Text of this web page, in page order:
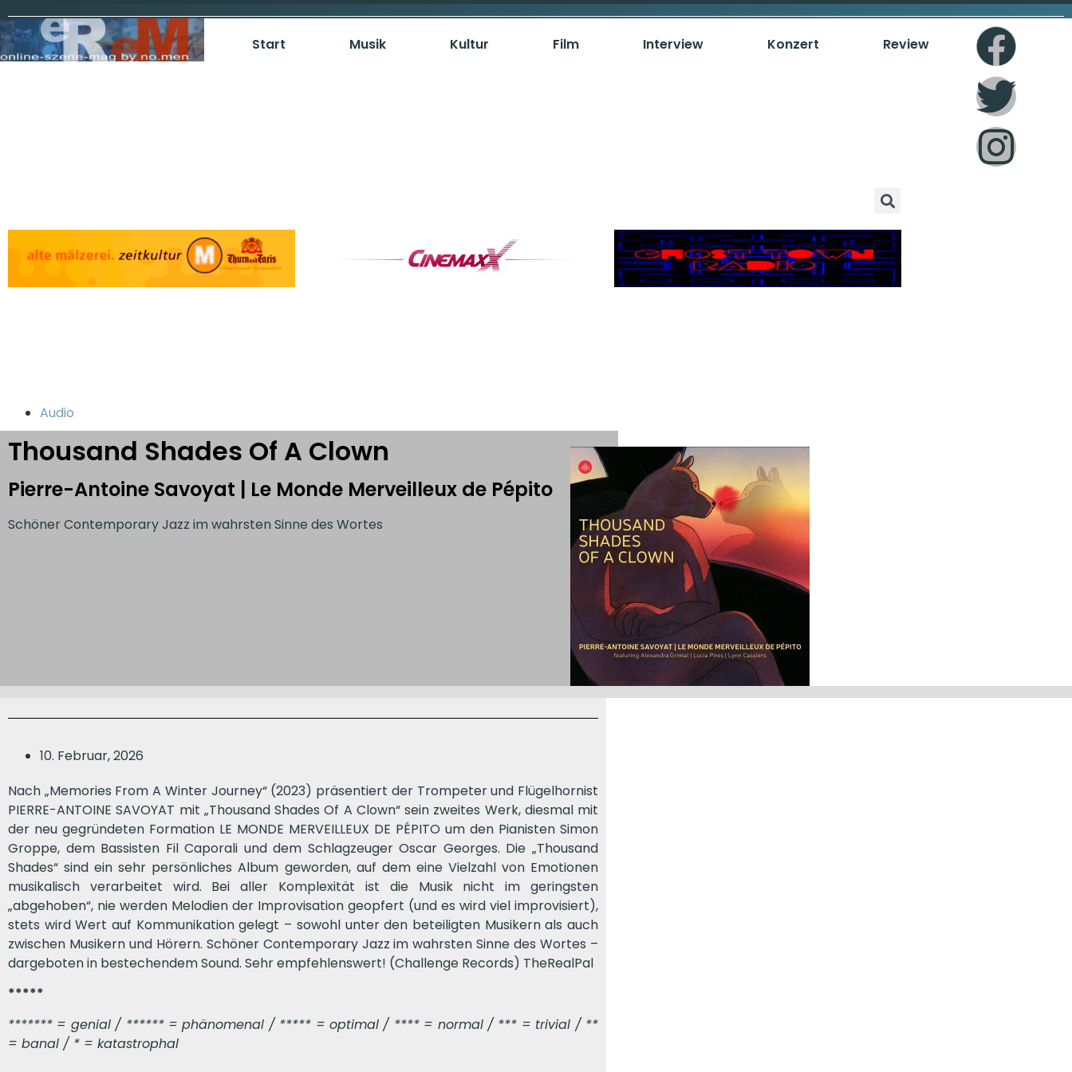
Start Musik Kultur Film Interview Konzert Review
Audio
Thousand Shades Of A Clown
Pierre-Antoine Savoyat | Le Monde Merveilleux de Pépito
Schöner Contemporary Jazz im wahrsten Sinne des Wortes
10. Februar, 2026
Nach „Memories From A Winter Journey“ (2023) präsentiert der Trompeter und Flügelhornist
PIERRE-ANTOINE SAVOYAT mit „Thousand Shades Of A Clown“ sein zweites Werk, diesmal mit
der neu gegründeten Formation LE MONDE MERVEILLEUX DE PÉPITO um den Pianisten Simon
Groppe, dem Bassisten Fil Caporali und dem Schlagzeuger Oscar Georges. Die „Thousand
Shades“ sind ein sehr persönliches Album geworden, auf dem eine Vielzahl von Emotionen
musikalisch verarbeitet wird. Bei aller Komplexität ist die Musik nicht im geringsten
„abgehoben“, nie werden Melodien der Improvisation geopfert (und es wird viel improvisiert),
stets wird Wert auf Kommunikation gelegt – sowohl unter den beteiligten Musikern als auch
zwischen Musikern und Hörern. Schöner Contemporary Jazz im wahrsten Sinne des Wortes –
dargeboten in bestechendem Sound. Sehr empfehlenswert! (Challenge Records) TheRealPal
*****
******* = genial / ****** = phänomenal / ***** = optimal / **** = normal / *** = trivial / **
= banal / * = katastrophal